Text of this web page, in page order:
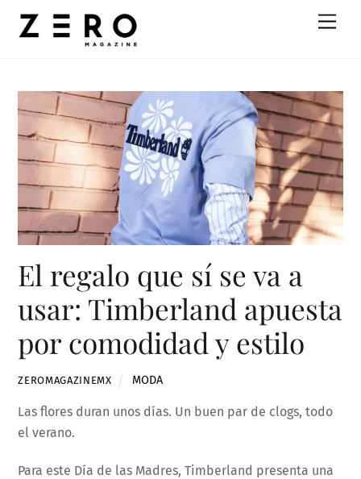
El regalo que sí se va a
usar: Timberland apuesta
por comodidad y estilo
ZEROMAGAZINEMX MODA
Las flores duran unos días. Un buen par de clogs, todo
el verano.
Para este Día de las Madres, Timberland presenta una